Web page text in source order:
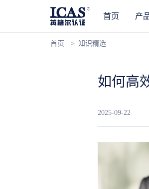
首页 产
首页 知识精选
如何高
2025-09-22